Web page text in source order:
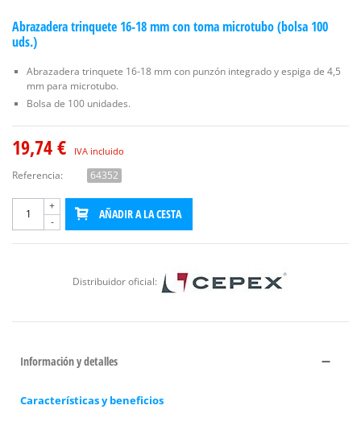
Abrazadera trinquete 16-18 mm con toma microtubo (bolsa 100
uds.)
Abrazadera trinquete 16-18 mm con punzón integrado y espiga de 4,5
mm para microtubo.
Bolsa de 100 unidades.
19,74 € IVA incluido
Referencia: 64352
-
+
AÑADIR A LA CESTA
Distribuidor oficial:
Información y detalles
Características y beneficios